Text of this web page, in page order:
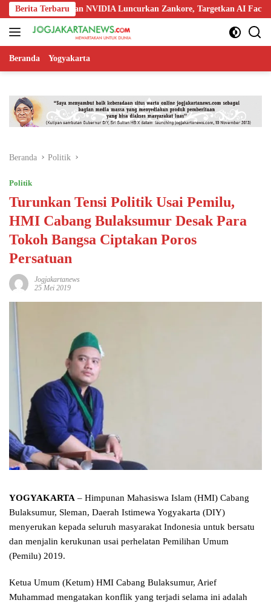
Langsung
ke
konten
Berita Terbaru
Nokia, dan NVIDIA Luncurkan Zankore, Targetkan AI Factory 1 GW
Beranda Yogyakarta
Beranda Politik
Politik
Turunkan Tensi Politik Usai Pemilu,
HMI Cabang Bulaksumur Desak Para
Tokoh Bangsa Ciptakan Poros
Persatuan
Jogjakartanews
25 Mei 2019
YOGYAKARTA – Himpunan Mahasiswa Islam (HMI) Cabang
Bulaksumur, Sleman, Daerah Istimewa Yogyakarta (DIY)
menyerukan kepada seluruh masyarakat Indonesia untuk bersatu
dan menjalin kerukunan usai perhelatan Pemilihan Umum
(Pemilu) 2019.
Ketua Umum (Ketum) HMI Cabang Bulaksumur, Arief
Muhammad mengatakan konflik yang terjadi selama ini adalah